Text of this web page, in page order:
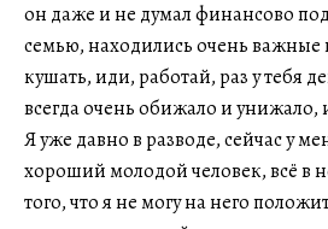
он даже и не думал финансово
семью, находились очень важные
кушать, иди, работай, раз у тебя
всегда очень обижало и унижало,
Я уже давно в разводе, сейчас у
хороший молодой человек, всё в
того, что я не могу на него